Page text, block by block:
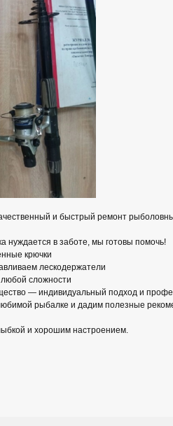
и быстрый ремонт
нуждается в заботе, мы готовы помочь!
крючки
лескодержатели
сложности
— индивидуальный подход и
рыбалке и дадим полезные
и хорошим настроением.